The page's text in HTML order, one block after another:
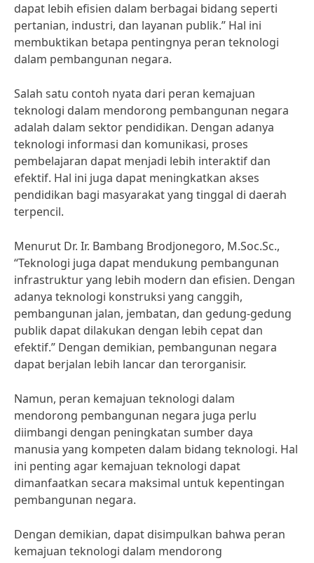
dapat lebih efisien dalam berbagai bidang seperti
pertanian, industri, dan layanan publik.” Hal ini
membuktikan betapa pentingnya peran teknologi
dalam pembangunan negara.
Salah satu contoh nyata dari peran kemajuan
teknologi dalam mendorong pembangunan negara
adalah dalam sektor pendidikan. Dengan adanya
teknologi informasi dan komunikasi, proses
pembelajaran dapat menjadi lebih interaktif dan
efektif. Hal ini juga dapat meningkatkan akses
pendidikan bagi masyarakat yang tinggal di daerah
terpencil.
Menurut Dr. Ir. Bambang Brodjonegoro, M.Soc.Sc.,
“Teknologi juga dapat mendukung pembangunan
infrastruktur yang lebih modern dan efisien. Dengan
adanya teknologi konstruksi yang canggih,
pembangunan jalan, jembatan, dan gedung-gedung
publik dapat dilakukan dengan lebih cepat dan
efektif.” Dengan demikian, pembangunan negara
dapat berjalan lebih lancar dan terorganisir.
Namun, peran kemajuan teknologi dalam
mendorong pembangunan negara juga perlu
diimbangi dengan peningkatan sumber daya
manusia yang kompeten dalam bidang teknologi. Hal
ini penting agar kemajuan teknologi dapat
dimanfaatkan secara maksimal untuk kepentingan
pembangunan negara.
Dengan demikian, dapat disimpulkan bahwa peran
kemajuan teknologi dalam mendorong